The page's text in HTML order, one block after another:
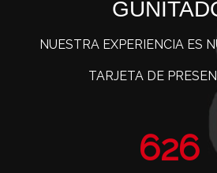
NUESTRA EXPERIENCIA ES
TARJETA DE
768